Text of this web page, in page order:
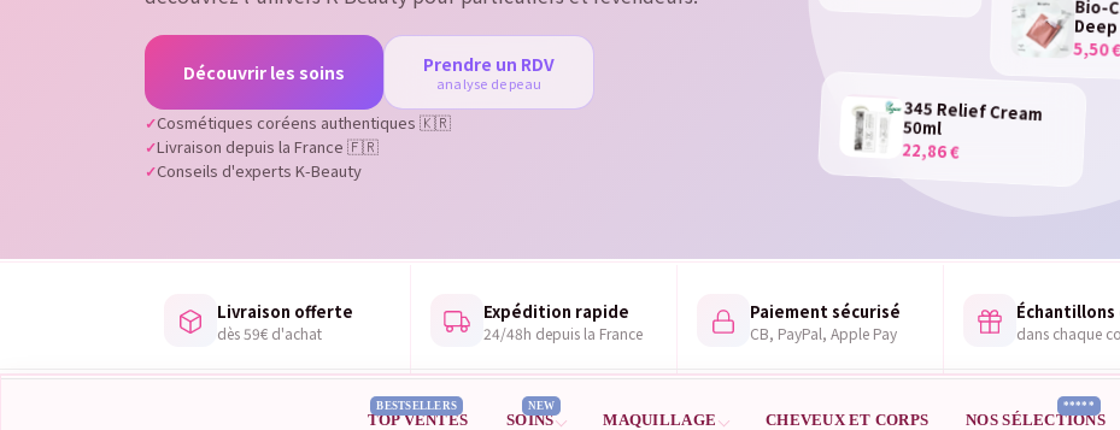
Découvrir les soins Prendre un RDV
analyse de peau
Cosmétiques coréens authentiques 🇰🇷
Livraison depuis la France 🇫🇷
Conseils d'experts K-Beauty
345 Relief Cream
50ml
22,86 €
Bio-
5,50 €
Livraison offerte
dès 59€ d'achat
Expédition rapide
24/48h depuis la France
Paiement sécurisé
CB, PayPal, Apple Pay dans chaque
TOP VENTES
BESTSELLERS
SOINS
NEW
MAQUILLAGE CHEVEUX ET CORPS NOS SÉLECTIONS
*****